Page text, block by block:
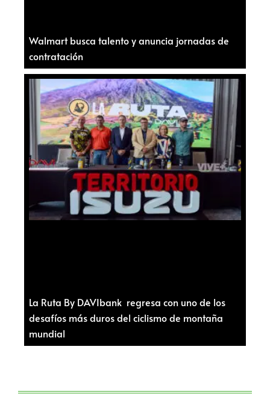
Walmart busca talento y anuncia jornadas de
contratación
La Ruta By DAVIbank regresa con uno de los
desafíos más duros del ciclismo de montaña
mundial